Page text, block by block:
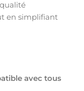
en simplifiant
avec tous